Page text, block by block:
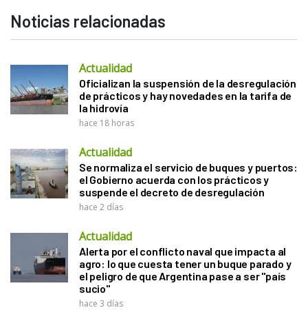
Noticias relacionadas
Actualidad
Oficializan la suspensión de la desregulación
de prácticos y hay novedades en la tarifa de
la hidrovía
hace 18 horas
Actualidad
Se normaliza el servicio de buques y puertos:
el Gobierno acuerda con los prácticos y
suspende el decreto de desregulación
hace 2 días
Actualidad
Alerta por el conflicto naval que impacta al
agro: lo que cuesta tener un buque parado y
el peligro de que Argentina pase a ser "país
sucio"
hace 3 días